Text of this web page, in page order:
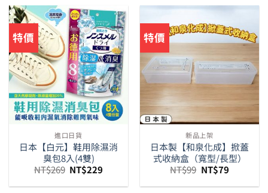
NT$129。NT$99。 NT$99。NT$69。
特價
進口日貨
日本【白元】鞋用除濕消
臭包8入(4雙)
NT$269 原
始
價
NT$229
價
特價
新品上架
日本製【和泉化成】掀蓋
式收納盒（寬型/長型）
NT$99 原
始
價
NT$79目
價